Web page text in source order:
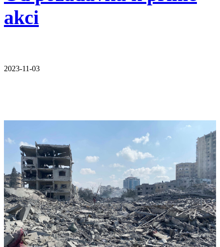
akci
2023-11-03